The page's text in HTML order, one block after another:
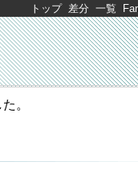
トップ 差分 一覧
。